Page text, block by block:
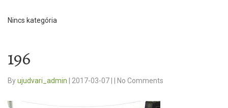
Nincs kategória
196
Byujudvari_admin 2017-03-07 No Comments